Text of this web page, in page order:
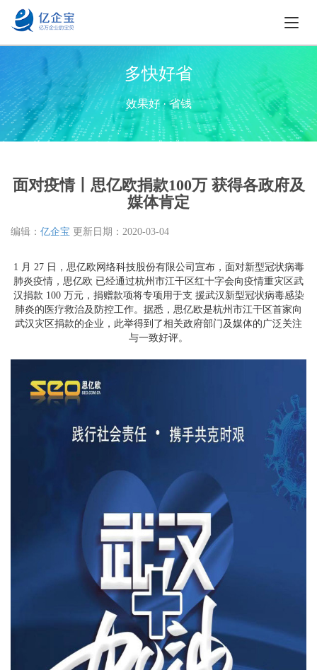
多快好省
效果好 · 省钱
面对疫情丨思亿欧捐款100万 获得各政府及
媒体肯定
编辑： 亿企宝 更新日期： 2020-03-04
1 月 27 日，思亿欧网络科技股份有限公司宣布，面对新型冠状病毒
肺炎疫情，思亿欧 已经通过杭州市江干区红十字会向疫情重灾区武
汉捐款 100 万元，捐赠款项将专项用于支 援武汉新型冠状病毒感染
肺炎的医疗救治及防控工作。据悉，思亿欧是杭州市江干区首家向
武汉灾区捐款的企业，此举得到了相关政府部门及媒体的广泛关注
与一致好评。